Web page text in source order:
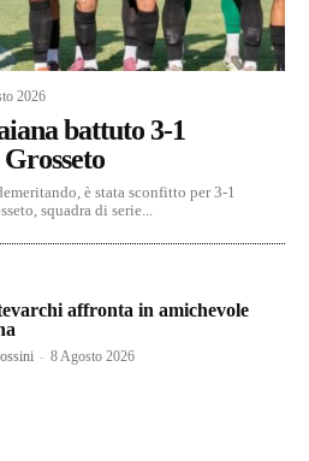
2026
battuto 3-1
è stata sconfitto per 3-1
squadra di serie...
affronta in amichevole
- 8 Agosto 2026